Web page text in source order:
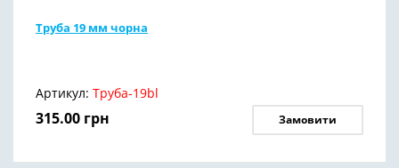
Труба 19 мм чорна
Артикул: Труба-19bl
315.00 грн Замовити